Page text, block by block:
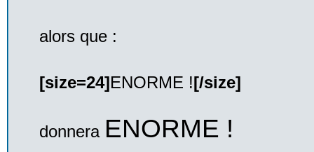
alors que :
[size=24]ENORME ![/size]
donnera ENORME !